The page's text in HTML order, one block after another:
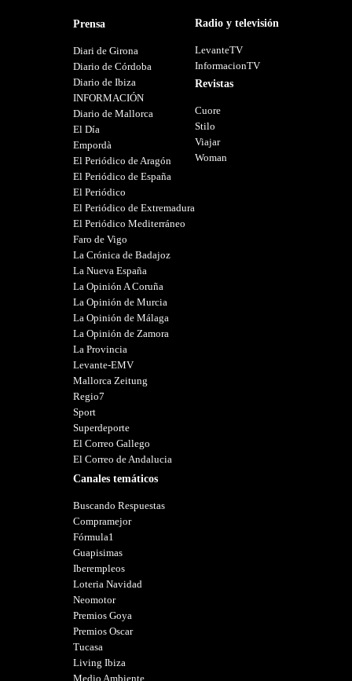
Prensa
Diari de Girona
Diario de Córdoba
Diario de Ibiza
INFORMACIÓN
Diario de Mallorca
El Día
Empordà
El Periódico de Aragón
El Periódico de España
El Periódico
El Periódico de Extremadura
El Periódico Mediterráneo
Faro de Vigo
La Crónica de Badajoz
La Nueva España
La Opinión A Coruña
La Opinión de Murcia
La Opinión de Málaga
La Opinión de Zamora
La Provincia
Levante-EMV
Mallorca Zeitung
Regio7
Sport
Superdeporte
El Correo Gallego
El Correo de Andalucia
Canales temáticos
Buscando Respuestas
Compramejor
Fórmula1
Guapisimas
Iberempleos
Loteria Navidad
Neomotor
Premios Goya
Premios Oscar
Tucasa
Living Ibiza
Medio Ambiente
Radio y televisión
LevanteTV
InformacionTV
Revistas
Cuore
Stilo
Viajar
Woman